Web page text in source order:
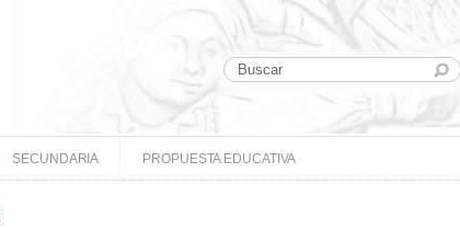
SECUNDARIA PROPUESTA EDUCATIVA